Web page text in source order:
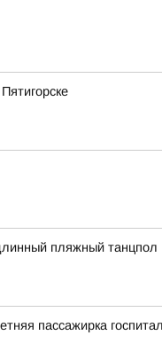
пляжный танцпол
пассажирка